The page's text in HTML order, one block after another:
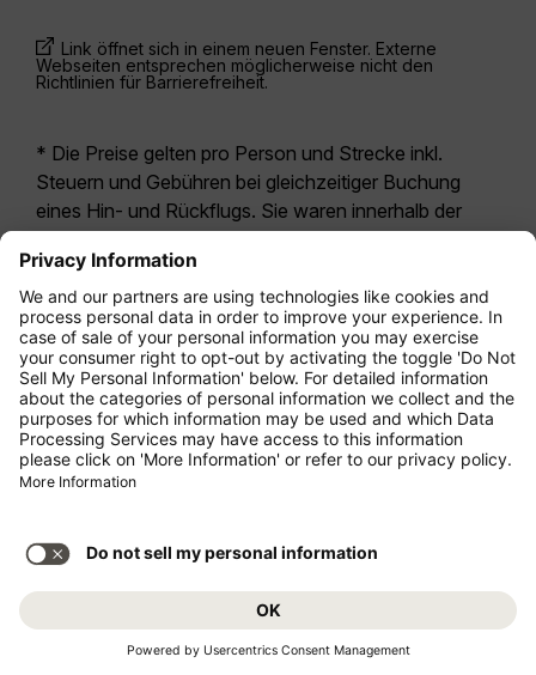
Link öffnet sich in einem neuen Fenster. Externe
Webseiten entsprechen möglicherweise nicht den
Richtlinien für Barrierefreiheit.
* Die Preise gelten pro Person und Strecke inkl.
Steuern und Gebühren bei gleichzeitiger Buchung
eines Hin- und Rückflugs. Sie waren innerhalb der
letzten 24 Stunden verfügbar und sind
möglicherweise nicht mehr aktuell. Bei den für die
Economy Class angegebenen Tarifen handelt es
sich i.d.R. um Economy Zero, unsere restriktivste
Tarifoption. Es können hierfür zusätzliche Gebühren
fürAufgabegepäck oder für andere optionale
Leistungen anfallen. Es gelten dieAllgemeinen
Geschäftsbedingungen .